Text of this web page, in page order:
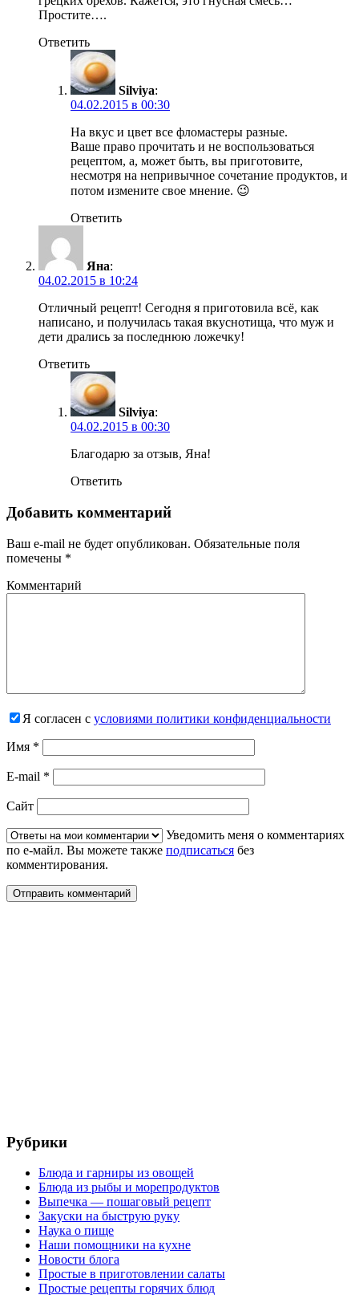
Простите….
Ответить
Silviya:
04.02.2015 в 00:30
На вкус и цвет все фломастеры разные.
Ваше право прочитать и не воспользоваться
рецептом, а, может быть, вы приготовите,
несмотря на непривычное сочетание продуктов, и
потом измените свое мнение. 😉
Ответить
Яна:
04.02.2015 в 10:24
Отличный рецепт! Сегодня я приготовила всё, как
написано, и получилась такая вкуснотища, что муж и
дети дрались за последнюю ложечку!
Ответить
Silviya:
04.02.2015 в 00:30
Благодарю за отзыв, Яна!
Ответить
Добавить комментарий
Ваш e-mail не будет опубликован. Обязательные поля
помечены *
Комментарий
Я согласен с условиями политики конфиденциальности
Имя *
E-mail *
Сайт
Уведомить меня о комментариях
по е-майл. Вы можете также подписаться без
комментирования.
Рубрики
Блюда и гарниры из овощей
Блюда из рыбы и морепродуктов
Выпечка — пошаговый рецепт
Закуски на быструю руку
Наука о пище
Наши помощники на кухне
Новости блога
Простые в приготовлении салаты
Простые рецепты горячих блюд